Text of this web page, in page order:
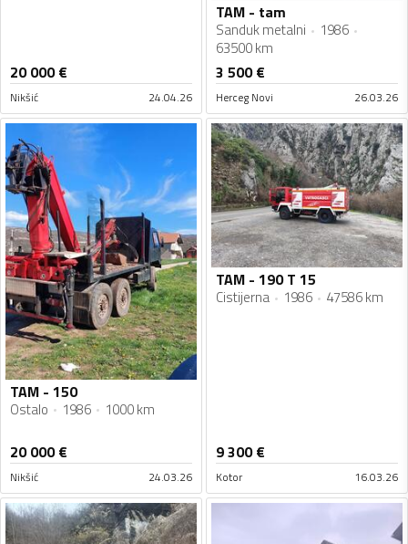
20 000€
Nikšić 24.04.26
TAM - tam
Sanduk metalni
1986
63500 km
3 500€
Herceg Novi 26.03.26
TAM - 150
Ostalo 1986 1000 km
20 000€
Nikšić 24.03.26
TAM - 190 T 15
Cistijerna 1986 47586 km
9 300€
Kotor 16.03.26